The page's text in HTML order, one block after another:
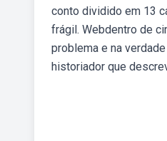
conto dividido em 13
frágil. Webdentro de
problema e na
historiador que